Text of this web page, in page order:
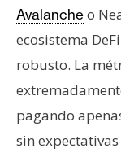
Avalancheo
ecosistema
robusto. La
pagando
sin